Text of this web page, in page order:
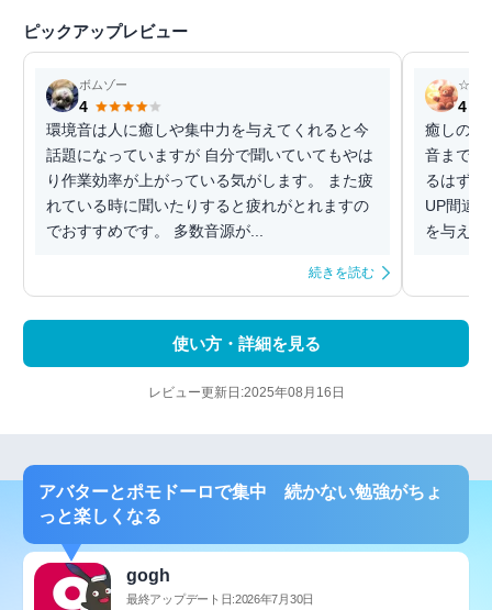
ピックアップレビュー
ボムゾー
4
環境音は人に癒しや集中力を与えてくれると今
話題になっていますが 自分で聞いていてもやは
り作業効率が上がっている気がします。 また疲
れている時に聞いたりすると疲れがとれますの
でおすすめです。 多数音源が...
続きを読む
☆く
4
癒しの環
音まであ
るはずで
UP間違
を与えて
使い方・詳細を見る
レビュー更新日:2025年08月16日
アバターとポモドーロで集中 続かない勉強がちょ
っと楽しくなる
gogh
最終アップデート日:2026年7月30日